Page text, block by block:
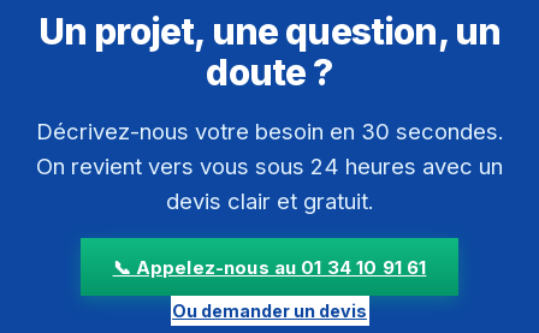
Un projet, une question, un
doute ?
Décrivez-nous votre besoin en 30 secondes.
On revient vers vous sous 24 heures avec un
devis clair et gratuit.
📞 Appelez-nous au 01 34 10 91 61
Ou demander un devis